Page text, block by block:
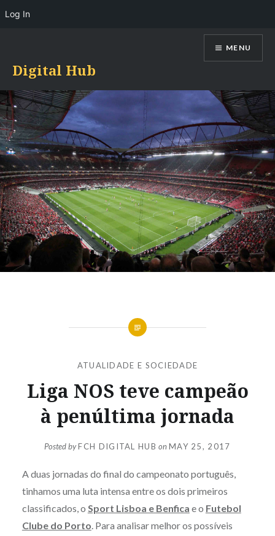
content
Digital Hub
MENU
ATUALIDADE E SOCIEDADE
Liga NOS teve campeão
à penúltima jornada
Posted byFCH DIGITAL HUB onMAY 25, 2017
A duas jornadas do final do campeonato português,
tinhamos uma luta intensa entre os dois primeiros
classificados, o Sport Lisboa e Benfica e o Futebol
Clube do Porto. Para analisar melhor os possíveis
Log In